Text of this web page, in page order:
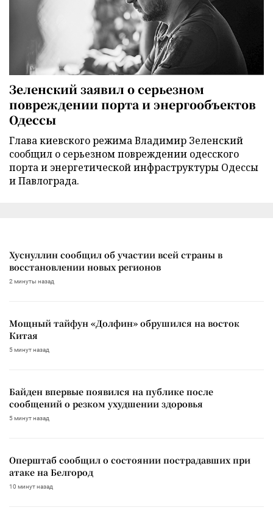
Зеленский заявил о серьезном
повреждении порта и энергообъектов
Одессы
Глава киевского режима Владимир Зеленский
сообщил о серьезном повреждении одесского
порта и энергетической инфраструктуры Одессы
и Павлограда.
Хуснуллин сообщил об участии всей страны в
восстановлении новых регионов
2 минуты назад
Мощный тайфун «Долфин» обрушился на восток
Китая
5 минут назад
Байден впервые появился на публике после
сообщений о резком ухудшении здоровья
5 минут назад
Оперштаб сообщил о состоянии пострадавших при
атаке на Белгород
10 минут назад